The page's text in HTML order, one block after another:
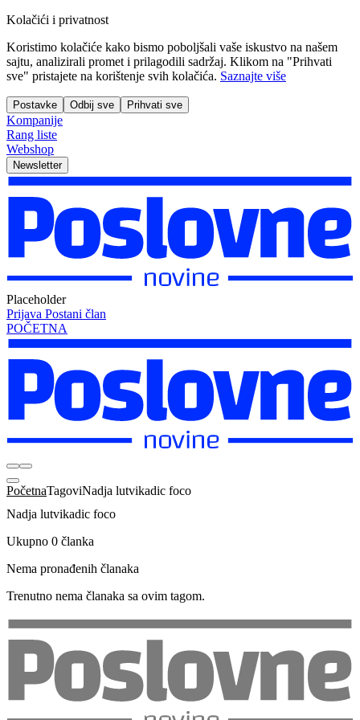
Kolačići i privatnost
Koristimo kolačiće kako bismo poboljšali vaše iskustvo na našem
sajtu, analizirali promet i prilagodili sadržaj. Klikom na "Prihvati
sve" pristajete na korištenje svih kolačića. Saznajte više
Postavke Odbij sve Prihvati sve
Kompanije
Rang liste
Webshop
Newsletter
Placeholder
Prijava Postani član
POČETNA
PočetnaTagoviNadja lutvikadic foco
Nadja lutvikadic foco
Ukupno 0 članka
Nema pronađenih članaka
Trenutno nema članaka sa ovim tagom.